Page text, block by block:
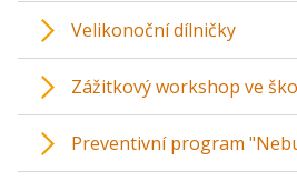
Velikonoční dílničky
Zážitkový workshop ve
Preventivní program